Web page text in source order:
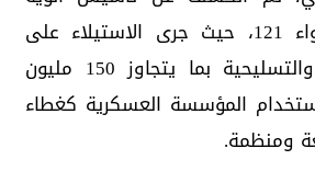
وهمية، أبرزها اللواء 121، حيث جرى الاستيلاء على
مخصصاته المالية والتسليحية بما يتجاوز 150 مليون
المؤسسة العسكرية كغطاء
ومنظمة.